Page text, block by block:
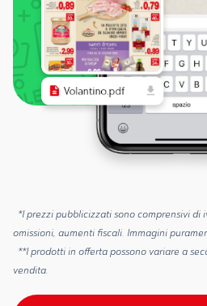
*I prezzi pubblicizzati sono comprensivi di
omissioni, aumenti fiscali. Immagini
**I prodotti in offerta possono variare a
vendita.